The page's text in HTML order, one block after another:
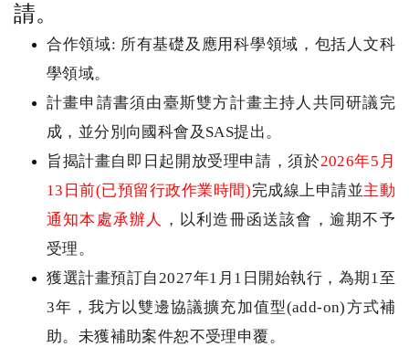
請。
合作領域: 所有基礎及應用科學領域，包括人文科
學領域。
計畫申請書須由臺斯雙方計畫主持人共同研議完
成，並分別向國科會及 SAS提出。
旨揭計畫自即日起開放受理申請，須於2026年5 月
13 日前(已預留行政作業時間)完成線上申請並主動
通知本處承辦人
，以利造冊函送該會，逾期不予
受理。
獲選計畫預訂自2027年1 月 1 日開始執行，為期1至
3年，我方以雙邊協議擴充加值型(add-on)方式補
助。未獲補助案件恕不受理申覆。